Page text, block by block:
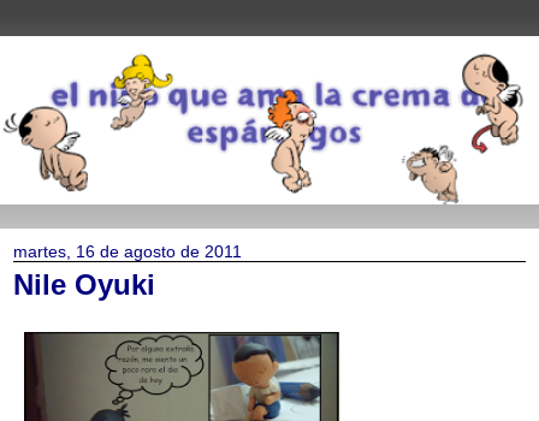
martes, 16 de agosto de 2011
Nile Oyuki